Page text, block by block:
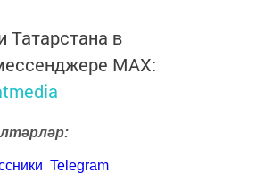
Татарстана в
MАХ:
Telegram